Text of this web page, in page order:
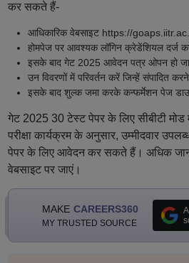
कर सकते हैं-
आधिकारिक वेबसाइट https://
होमपेज पर आवश्यक लॉगिन क्रेडेंशियल दर्ज
इसके बाद गेट 2025 आवेदन पत्र ओपन हो
उन विवरणों में परिवर्तन करें जिन्हें संपादित
इसके बाद शुल्क जमा करके कन्फर्मेशन पेज
गेट 2025 30 टेस्ट पेपर के लिए सीबीटी मोड
परीक्षा कार्यक्रम के अनुसार, उम्मीदवार
पेपर के लिए आवेदन कर सकते हैं। अधिक
वेबसाइट पर जाएं।
MAKE CAREERS360
MY TRUSTED SOURCE